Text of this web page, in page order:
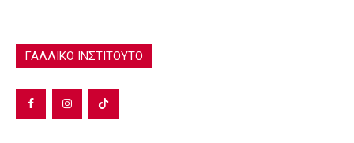
ΓΑΛΛΙΚΟ ΙΝΣΤΙΤΟΥΤΟ